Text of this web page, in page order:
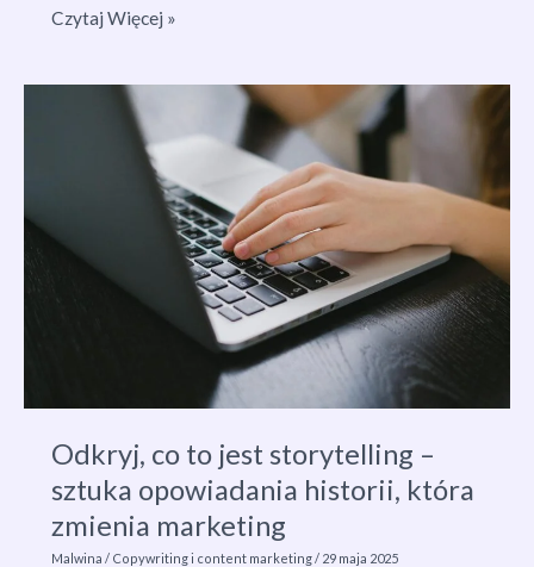
Co
clickbait?
Czytaj Więcej »
Odkryj, co to jest storytelling –
sztuka opowiadania historii, która
zmienia marketing
Malwina / Copywriting i content marketing / 29 maja 2025